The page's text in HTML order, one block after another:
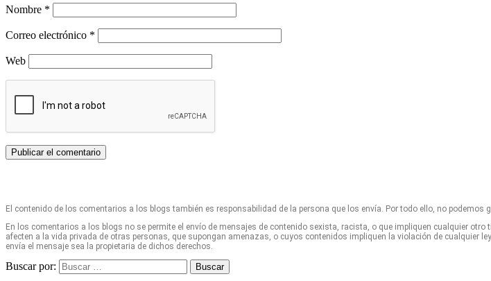
Nombre *
Correo electrónico *
Web
El contenido de los comentarios a los blogs también es responsabilidad de la persona que los envía. Por todo ello, no
En los comentarios a los blogs no se permite el envío de mensajes de contenido sexista, racista, o que impliquen cualquier
afecten a la vida privada de otras personas, que supongan amenazas, o cuyos contenidos impliquen la violación de cualquier
envía el mensaje sea la propietaria de dichos derechos.
Buscar por: Buscar